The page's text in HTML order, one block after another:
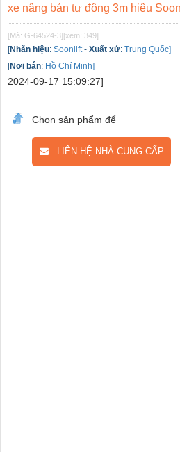
xe nâng bán tự động 3m hiệu
[Mã: G-64524-3][xem: 349]
[Nhãn hiệu: Soonlift - Xuất xứ: Trung Quốc]
[Nơi bán: Hồ Chí Minh]
2024-09-17 15:09:27]
Chọn sản phẩm để
LIÊN HỆ NHÀ CUNG CẤP